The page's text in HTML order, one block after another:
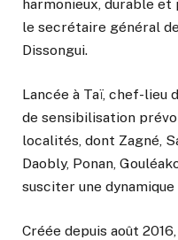
harmonieux, durable
le secrétaire général
Dissongui.
Lancée à Taï, chef-lieu
de sensibilisation
localités, dont Zagné,
Daobly, Ponan,
susciter une dynamique
Créée depuis août